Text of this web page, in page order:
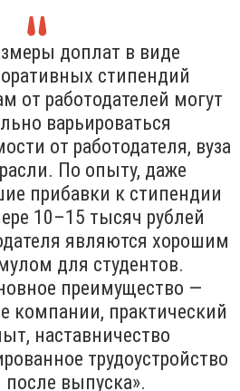
доплат в виде
стипендий
от работодателей могут
варьироваться
от работодателя, вуза
По опыту, даже
прибавки к стипендии
10–15 тысяч рублей
являются хорошим
для студентов.
преимущество —
компании, практический
наставничество
трудоустройство
после выпуска».